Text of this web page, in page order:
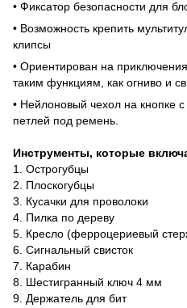
• Фиксатор безопасности для
• Возможность крепить
клипсы
• Ориентирован на
таким функциям, как огниво и
• Нейлоновый чехол на кнопке
петлей под ремень.
Инструменты, которые
1. Острогубцы
2. Плоскогубцы
3. Кусачки для проволоки
4. Пилка по дереву
5. Кресло (ферроцериевый
6. Сигнальный свисток
7. Карабин
8. Шестигранный ключ 4 мм
9. Держатель для бит